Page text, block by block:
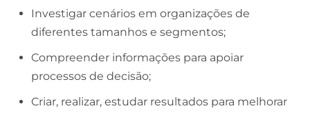
Investigar cenários em organizações de
diferentes tamanhos e segmentos;
Compreender informações para apoiar
processos de decisão;
Criar, realizar, estudar resultados para melhorar